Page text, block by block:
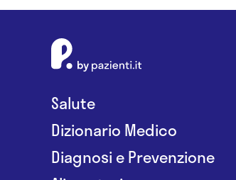
Salute
Dizionario Medico
Diagnosi e Prevenzione